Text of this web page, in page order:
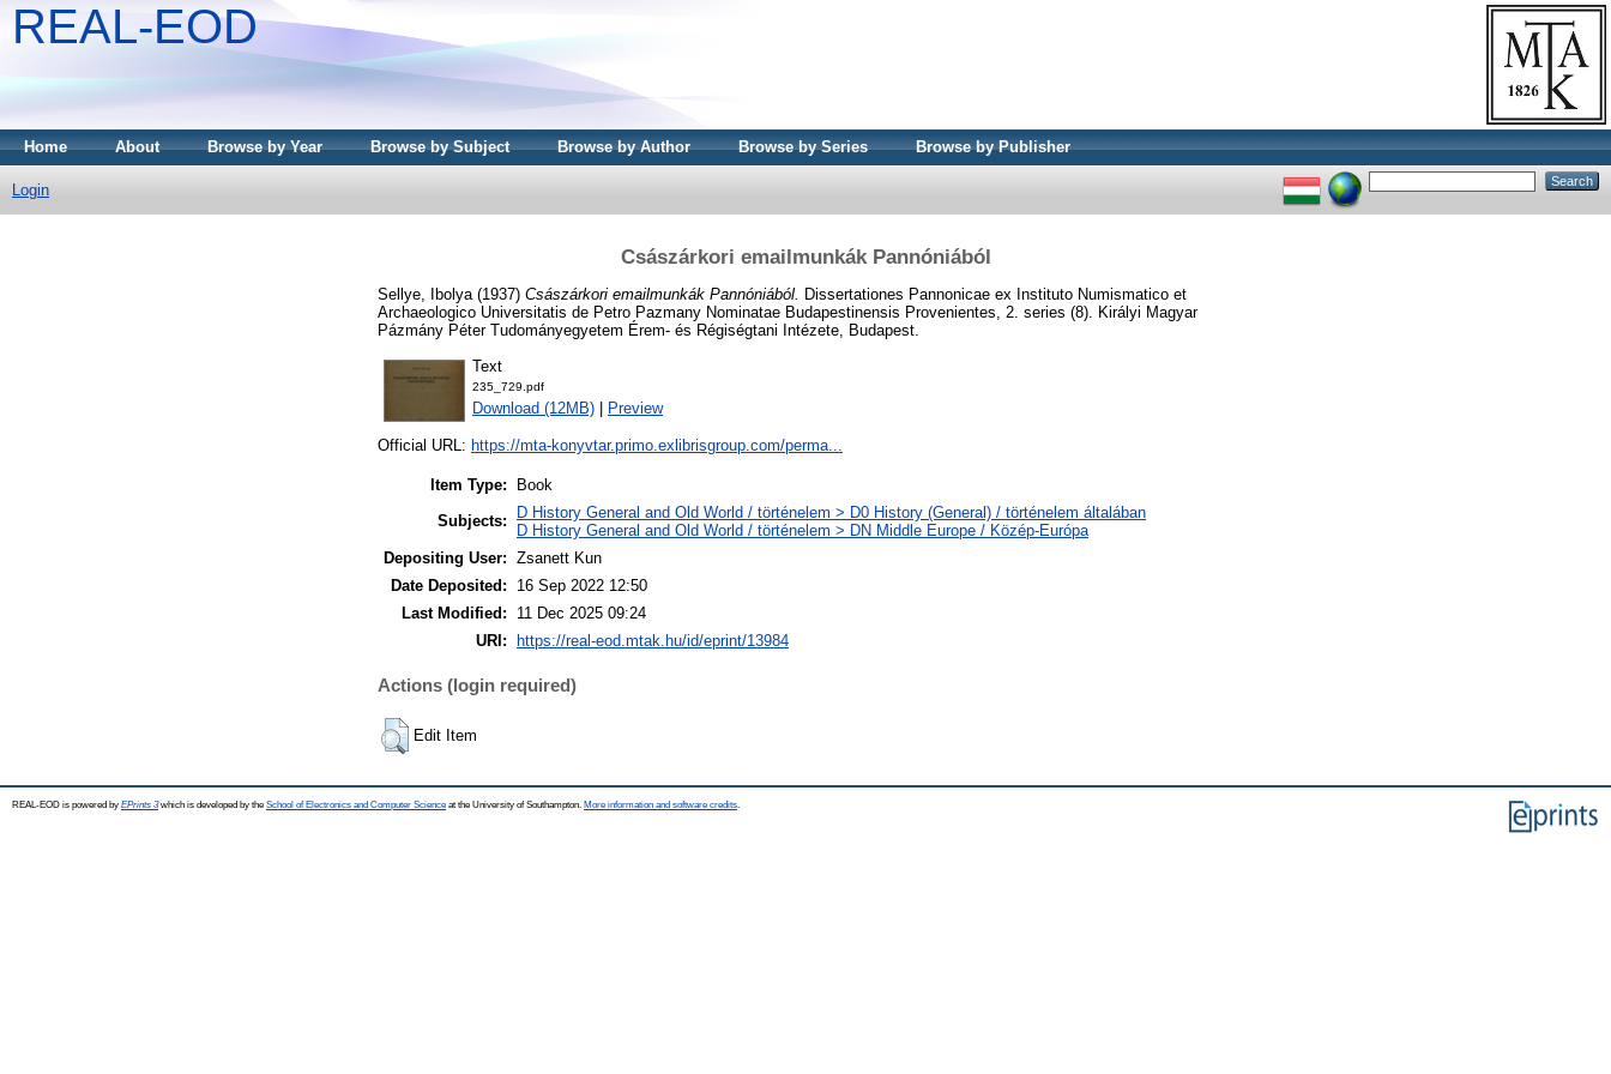
REAL-EOD
Home About Browse by Year Browse by Subject Browse by Author Browse by Series Browse by Publisher
Login
Császárkori emailmunkák Pannóniából
Sellye, Ibolya (1937) Császárkori emailmunkák Pannóniából. Dissertationes Pannonicae ex Instituto Numismatico et
Archaeologico Universitatis de Petro Pazmany Nominatae Budapestinensis Provenientes, 2. series (8). Királyi Magyar
Pázmány Péter Tudományegyetem Érem- és Régiségtani Intézete, Budapest.
Text
235_729.pdf
Download (12MB) Preview
Official URL: https://mta-konyvtar.primo.exlibrisgroup.com/perma...
Item Type:
Book
Subjects:
D History General and Old World / történelem > D0 History (General) / történelem általában
D History General and Old World / történelem > DN Middle Europe / Közép-Európa
Depositing User: Zsanett Kun
Date Deposited:
16 Sep 2022 12:50
Last Modified:
11 Dec 2025 09:24
URI:
https://real-eod.mtak.hu/id/eprint/13984
Actions (login required)
Edit Item
REAL-EOD is powered by EPrints 3which is developed by the School of Electronics and Computer Science at the University of Southampton. More information and software credits